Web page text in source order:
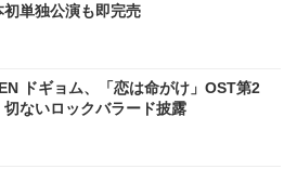
初単独公演も即完売
ドギョム、「恋は命がけ」OST第2
切ないロックバラード披露